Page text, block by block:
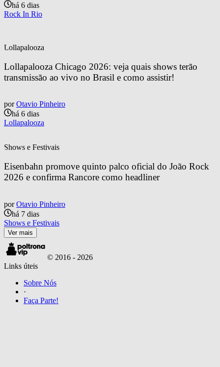
há 6 dias
Rock In Rio
Lollapalooza
Lollapalooza Chicago 2026: veja quais shows terão
transmissão ao vivo no Brasil e como assistir!
por Otavio Pinheiro
há 6 dias
Lollapalooza
Shows e Festivais
Eisenbahn promove quinto palco oficial do João Rock
2026 e confirma Rancore como headliner
por Otavio Pinheiro
há 7 dias
Shows e Festivais
Ver mais
© 2016 - 2026
Links úteis
Sobre Nós
·
Faça Parte!